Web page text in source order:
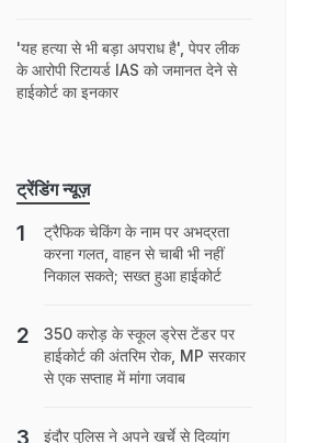
'यह हत्या से भी बड़ा अपराध है', पेपर लीक
के आरोपी रिटायर्ड IAS को जमानत देने से
हाईकोर्ट का इनकार
ट्रेंडिंग न्यूज़
ट्रैफिक चेकिंग के नाम पर अभद्रता
करना गलत, वाहन से चाबी भी नहीं
निकाल सकते; सख्त हुआ हाईकोर्ट
350 करोड़ के स्कूल ड्रेस टेंडर पर
हाईकोर्ट की अंतरिम रोक, MP सरकार
से एक सप्ताह में मांगा जवाब
इंदौर पुलिस ने अपने खर्चे से दिव्यांग